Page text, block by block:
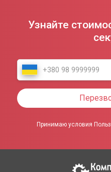
Узнайте
Принимаю условия